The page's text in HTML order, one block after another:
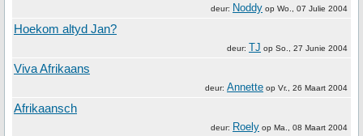
deur: Noddy op Wo., 07 Julie 2004
Hoekom altyd Jan?
deur: TJ op So., 27 Junie 2004
Viva Afrikaans
deur: Annette op Vr., 26 Maart 2004
Afrikaansch
deur: Roely op Ma., 08 Maart 2004